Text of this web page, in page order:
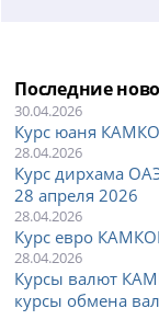
Последние
30.04.2026
Курс юаня
28.04.2026
Курс дирхама
28 апреля 2026
28.04.2026
Курс евро
28.04.2026
Курсы валют
курсы обмена